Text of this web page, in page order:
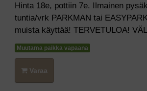
Hinta 18e, pottiin 7e. Ilmainen
tuntia/vrk PARKMAN tai
muista käyttää! TERVETULOA!
Muutama paikka vapaana
Varaa